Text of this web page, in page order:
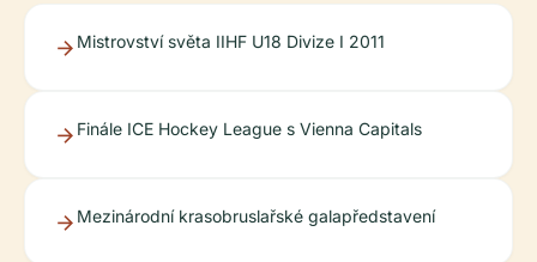
Mistrovství světa IIHF U18 Divize I 2011
Finále ICE Hockey League s Vienna Capitals
Mezinárodní krasobruslařské galapředstavení